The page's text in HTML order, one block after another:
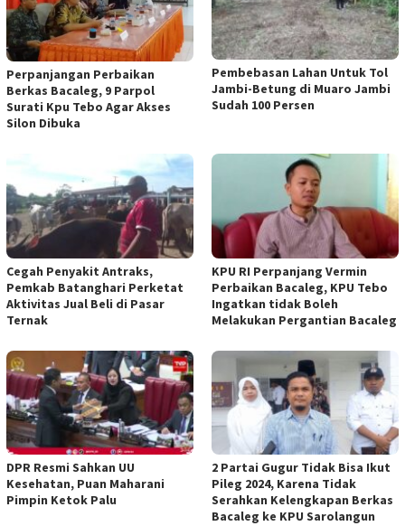
Perpanjangan Perbaikan
Berkas Bacaleg, 9 Parpol
Surati Kpu Tebo Agar Akses
Silon Dibuka
Pembebasan Lahan Untuk Tol
Jambi-Betung di Muaro Jambi
Sudah 100 Persen
Cegah Penyakit Antraks,
Pemkab Batanghari Perketat
Aktivitas Jual Beli di Pasar
Ternak
KPU RI Perpanjang Vermin
Perbaikan Bacaleg, KPU Tebo
Ingatkan tidak Boleh
Melakukan Pergantian Bacaleg
DPR Resmi Sahkan UU
Kesehatan, Puan Maharani
Pimpin Ketok Palu
2 Partai Gugur Tidak Bisa Ikut
Pileg 2024, Karena Tidak
Serahkan Kelengkapan Berkas
Bacaleg ke KPU Sarolangun